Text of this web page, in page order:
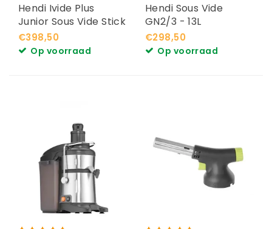
Hendi Ivide Plus
Junior Sous Vide Stick
€398,50
Op voorraad
Hendi Sous Vide
GN2/3 - 13L
€298,50
Op voorraad